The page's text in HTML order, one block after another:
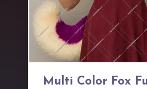
Multi Color Fox